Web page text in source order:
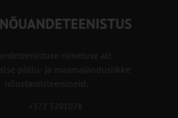
nimetuse alt
põllu- ja maamajanduslikke
nõustamisteenuseid.
+372 5201078